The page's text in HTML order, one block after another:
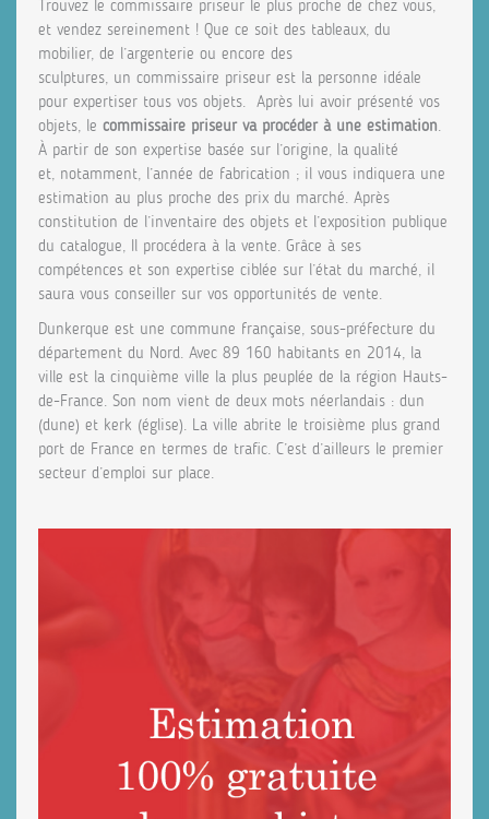
Trouvez le commissaire priseur le plus proche de chez vous,
et vendez sereinement ! Que ce soit des tableaux, du
mobilier, de l’argenterie ou encore des
sculptures, un commissaire priseur est la personne idéale
pour expertiser tous vos objets. Après lui avoir présenté vos
objets, le commissaire priseur va procéder à une estimation.
À partir de son expertise basée sur l’origine, la qualité
et, notamment, l’année de fabrication ; il vous indiquera une
estimation au plus proche des prix du marché. Après
constitution de l’inventaire des objets et l’exposition publique
du catalogue, Il procédera à la vente. Grâce à ses
compétences et son expertise ciblée sur l’état du marché, il
saura vous conseiller sur vos opportunités de vente.
Dunkerque est une commune française, sous-préfecture du
département du Nord. Avec 89 160 habitants en 2014, la
ville est la cinquième ville la plus peuplée de la région Hauts-
de-France. Son nom vient de deux mots néerlandais : dun
(dune) et kerk (église). La ville abrite le troisième plus grand
port de France en termes de trafic. C’est d’ailleurs le premier
secteur d’emploi sur place.